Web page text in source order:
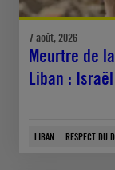
7 août, 2026
Meurtre de
Liban :
LIBAN RESPECT DU